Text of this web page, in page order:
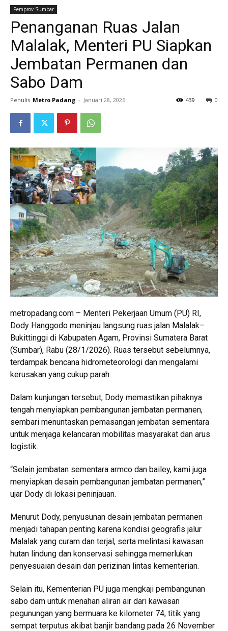
Pemprov Sumbar
Penanganan Ruas Jalan
Malalak, Menteri PU Siapkan
Jembatan Permanen dan
Sabo Dam
Penulis Metro Padang - Januari 28, 2026 0
439
metropadang.com – Menteri Pekerjaan Umum (PU) RI,
Dody Hanggodo meninjau langsung ruas jalan Malalak–
Bukittinggi di Kabupaten Agam, Provinsi Sumatera Barat
(Sumbar), Rabu (28/1/2026). Ruas tersebut sebelumnya,
terdampak bencana hidrometeorologi dan mengalami
kerusakan yang cukup parah.
Dalam kunjungan tersebut, Dody memastikan pihaknya
tengah menyiapkan pembangunan jembatan permanen,
sembari menuntaskan pemasangan jembatan sementara
untuk menjaga kelancaran mobilitas masyarakat dan arus
logistik.
“Selain jembatan sementara armco dan bailey, kami juga
menyiapkan desain pembangunan jembatan permanen,”
ujar Dody di lokasi peninjauan.
Menurut Dody, penyusunan desain jembatan permanen
menjadi tahapan penting karena kondisi geografis jalur
Malalak yang curam dan terjal, serta melintasi kawasan
hutan lindung dan konservasi sehingga memerlukan
penyesuaian desain dan perizinan lintas kementerian.
Selain itu, Kementerian PU juga mengkaji pembangunan
sabo dam untuk menahan aliran air dari kawasan
pegunungan yang bermuara ke kilometer 74, titik yang
sempat terputus akibat banjir bandang pada 26 November